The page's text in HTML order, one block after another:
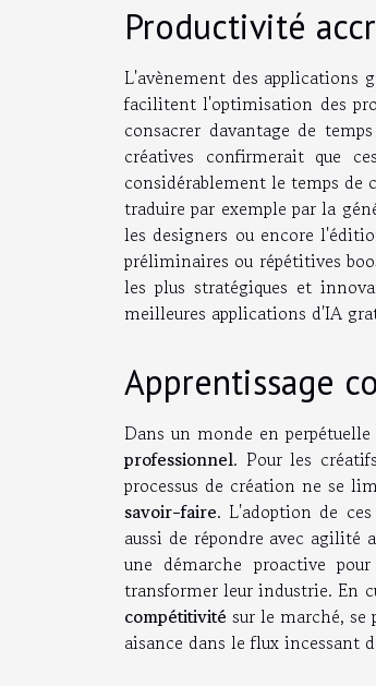
Productivité
L'avènement des applications
facilitent l'optimisation des
consacrer davantage de
créatives confirmerait que
considérablement le temps de
traduire par exemple par la
les designers ou encore
préliminaires ou répétitives
les plus stratégiques et
meilleures applications d'IA
Apprentissage
Dans un monde en
professionnel. Pour les
processus de création ne se
savoir-faire. L'adoption de
aussi de répondre avec agilité
une démarche proactive
transformer leur industrie. En
compétitivité sur le marché, se
aisance dans le flux incessant